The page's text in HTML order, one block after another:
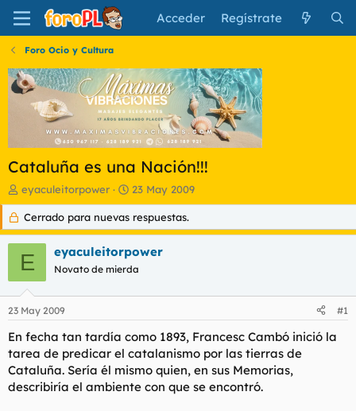
Acceder Regístrate
Foro Ocio y Cultura
Cataluña es una Nación!!!
I
n
c
i
a
d
o
d
t
e
m
eyaculeitorpower
F
e
c
h
d
e
i
o
23 May 2009
Cerrado para nuevas respuestas.
E eyaculeitorpower
Novato de mierda
23 May 2009 #1
En fecha tan tardía como 1893, Francesc Cambó inició la
tarea de predicar el catalanismo por las tierras de
Cataluña. Sería él mismo quien, en sus Memorias,
describiría el ambiente con que se encontró.